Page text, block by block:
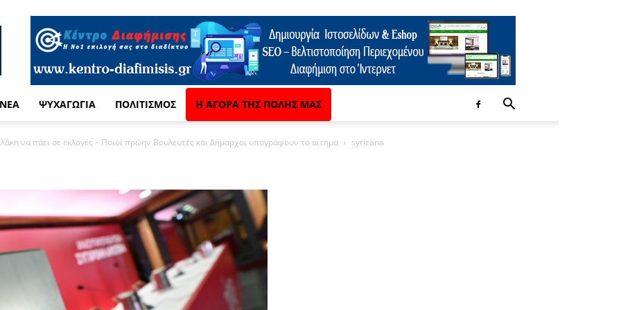
ΨΥΧΑΓΩΓΊΑ ΠΟΛΙΤΙΣΜΌΣ Η ΑΓΟΡΆ ΤΗΣ ΠΌΛΗΣ ΜΑΣ
να πάει σε εκλογές – Ποιοί πρώην Βουλευτές και Δήμαρχοι υπογράφουν το αίτημα syrizana